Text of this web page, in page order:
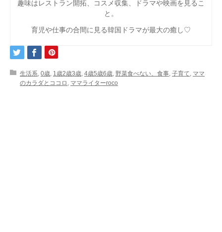
趣味はレストラン開拓、コスメ収集、ドラマや映画を見るこ
と。
育児や仕事の合間に見る韓国ドラマが最大の癒し♡
生活系 0歳 1歳2歳3歳 4歳5歳6歳 野菜食べない、食事 子育て ママ
のカラダとココロ
ママライターroco